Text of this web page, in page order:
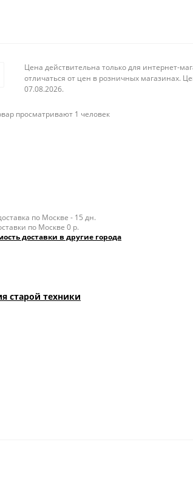
Цена действительна только для интернет-
отличаться от цен в розничных магазинах.
07.08.2026.
просматривают 1 человек
по Москве - 15 дн.
по Москве 0 р.
доставки в другие города
старой техники